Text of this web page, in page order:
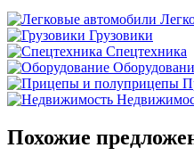
Грузовики
Спецтехника
Похожие